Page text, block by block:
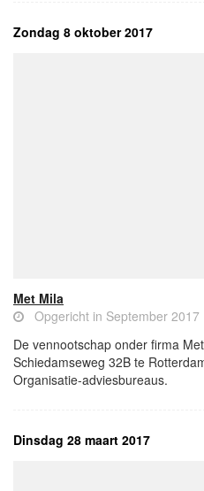
Zondag 8 oktober 2017
Met Mila
Opgericht in September 2017
De vennootschap onder firma
Schiedamseweg 32B te
Organisatie-adviesbureaus.
Dinsdag 28 maart 2017